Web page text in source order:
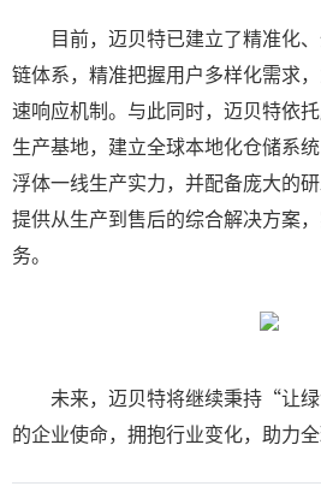
目前，迈贝特已建立了精准化
链体系，精准把握用户多样化需求
速响应机制。与此同时，迈贝特依
生产基地，建立全球本地化仓储系
浮体一线生产实力，并配备庞大的
提供从生产到售后的综合解决方案
务。
未来，迈贝特将继续秉持“让
的企业使命，拥抱行业变化，助力